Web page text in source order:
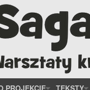
PROJEKCIE TEKSTY